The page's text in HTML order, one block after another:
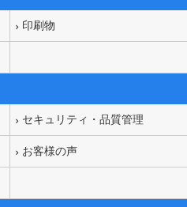
印刷物
セキュリティ・品質管理
お客様の声